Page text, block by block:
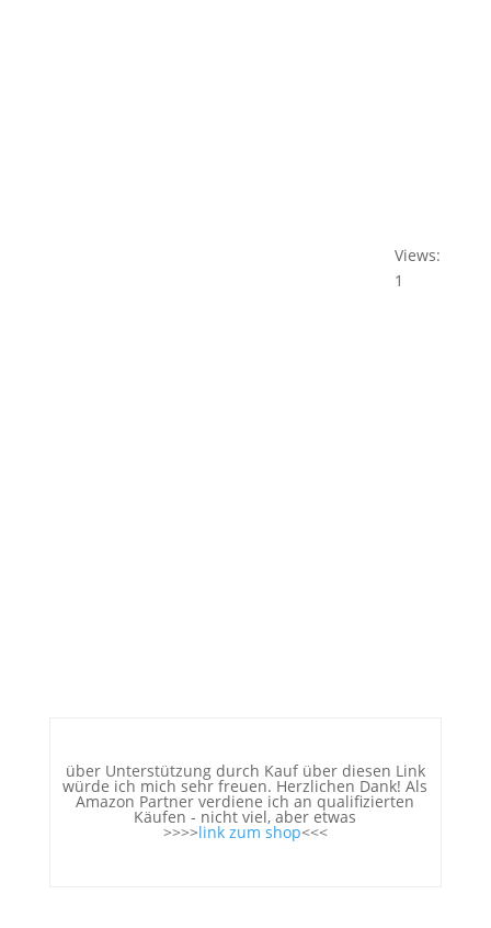
Views:
1
über Unterstützung durch Kauf über diesen Link
würde ich mich sehr freuen. Herzlichen Dank! Als
Amazon Partner verdiene ich an qualifizierten
Käufen - nicht viel, aber etwas
>>>>link zum shop<<<